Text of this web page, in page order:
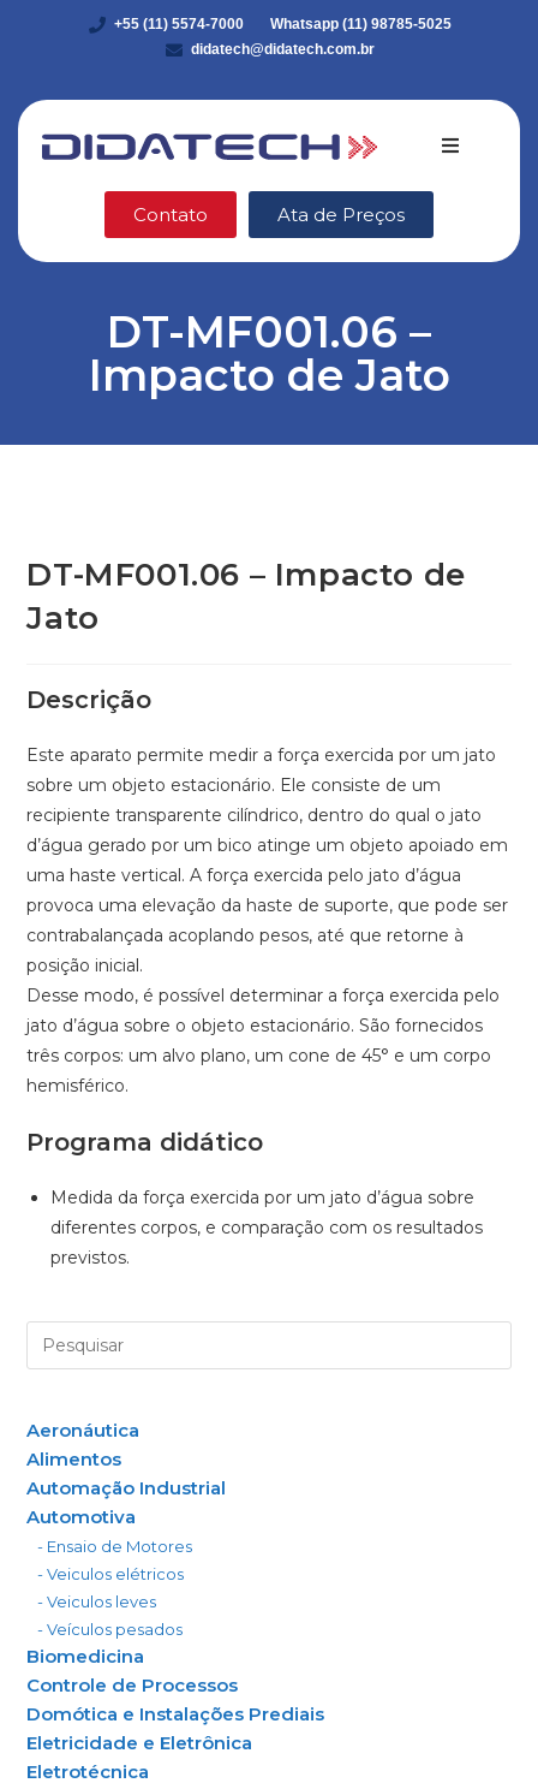
+55 (11) 5574-7000
Whatsapp (11) 98785-5025
didatech@didatech.com.br
Quem
DidaStore
VEX Robotics
Contato Ata de Preços
DT-MF001.06 –
Impacto de Jato
DT-MF001.06 – Impacto de
Jato
Descrição
Este aparato permite medir a força exercida por um jato
sobre um objeto estacionário. Ele consiste de um
recipiente transparente cilíndrico, dentro do qual o jato
d’água gerado por um bico atinge um objeto apoiado em
uma haste vertical. A força exercida pelo jato d’água
provoca uma elevação da haste de suporte, que pode ser
contrabalançada acoplando pesos, até que retorne à
posição inicial.
Desse modo, é possível determinar a força exercida pelo
jato d’água sobre o objeto estacionário. São fornecidos
três corpos: um alvo plano, um cone de 45° e um corpo
hemisférico.
Programa didático
Medida da força exercida por um jato d’água sobre
diferentes corpos, e comparação com os resultados
previstos.
Aeronáutica
Alimentos
Automação Industrial
Automotiva
- Ensaio de Motores
- Veiculos elétricos
- Veiculos leves
- Veículos pesados
Biomedicina
Controle de Processos
Domótica e Instalações Prediais
Eletricidade e Eletrônica
Eletrotécnica